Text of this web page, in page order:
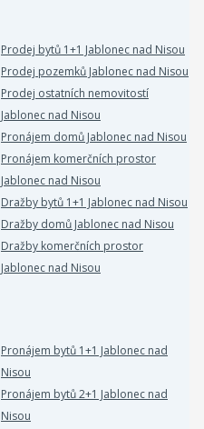
Prodej bytů 1+1 Jablonec nad Nisou
Prodej pozemků Jablonec nad Nisou
Prodej ostatních nemovitostí
Jablonec nad Nisou
Pronájem domů Jablonec nad Nisou
Pronájem komerčních prostor
Jablonec nad Nisou
Dražby bytů 1+1 Jablonec nad Nisou
Dražby domů Jablonec nad Nisou
Dražby komerčních prostor
Jablonec nad Nisou
Pronájem bytů 1+1 Jablonec nad
Nisou
Pronájem bytů 2+1 Jablonec nad
Nisou